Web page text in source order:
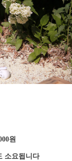
원
소요됩니다